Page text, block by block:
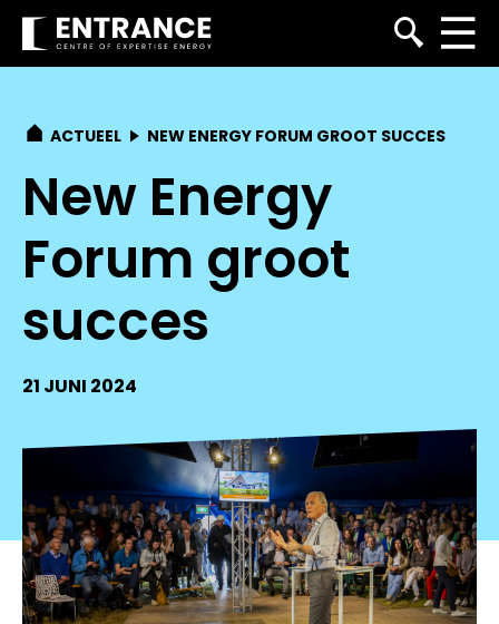
ACTUEEL NEW ENERGY FORUM GROOT SUCCES
New Energy
Forum groot
succes
21 JUNI 2024